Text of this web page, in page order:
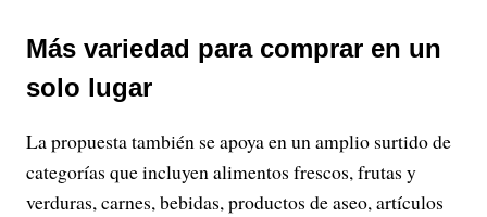
Más variedad para comprar en un
solo lugar
La propuesta también se apoya en un amplio surtido de
categorías que incluyen alimentos frescos, frutas y
verduras, carnes, bebidas, productos de aseo, artículos